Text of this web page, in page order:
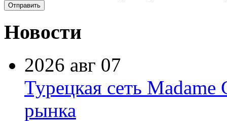
Новости
2026 авг 07
Турецкая сеть Madame
рынка